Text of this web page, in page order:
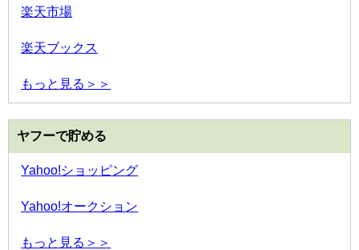
楽天市場
楽天ブックス
もっと見る＞＞
ヤフーで貯める
Yahoo!ショッピング
Yahoo!オークション
もっと見る＞＞